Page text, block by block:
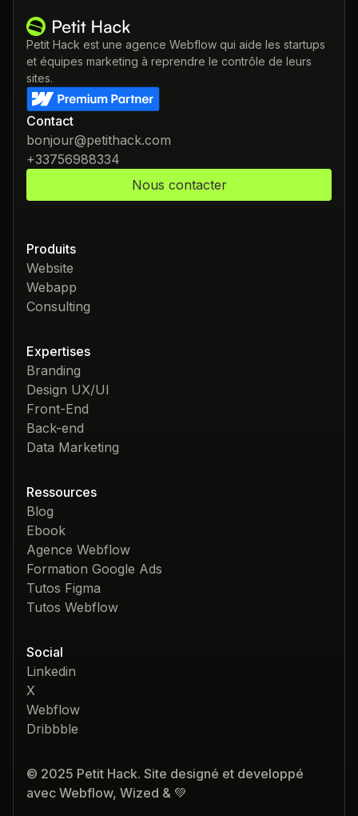
Petit Hack est une agence Webflow qui aide les startups
et équipes marketing à reprendre le contrôle de leurs
sites.
Contact
bonjour@petithack.com
+33756988334
Nous contacter
Produits
Website
Webapp
Consulting
Expertises
Branding
Design UX/UI
Front-End
Back-end
Data Marketing
Ressources
Blog
Ebook
Agence Webflow
Formation Google Ads
Tutos Figma
Tutos Webflow
Social
Linkedin
X
Webflow
Dribbble
© 2025 Petit Hack. Site designé et developpé
avec Webflow, Wized & 💚